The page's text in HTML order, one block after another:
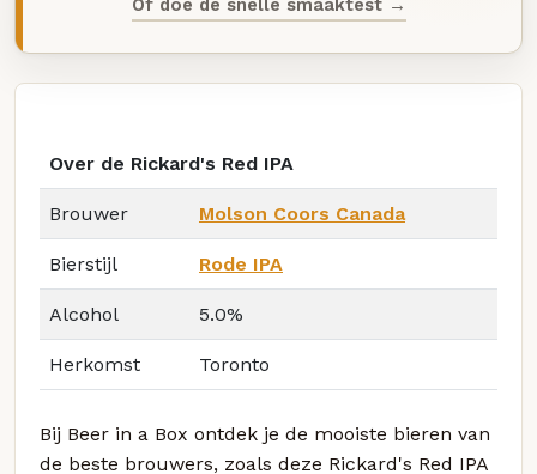
Of doe de snelle smaaktest →
Over de Rickard's Red IPA
Brouwer Molson Coors Canada
Bierstijl Rode IPA
Alcohol 5.0%
Herkomst Toronto
Bij Beer in a Box ontdek je de mooiste bieren van
de beste brouwers, zoals deze Rickard's Red IPA